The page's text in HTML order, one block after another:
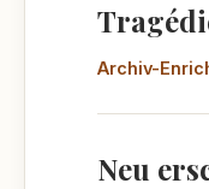
Archiv-
Neu